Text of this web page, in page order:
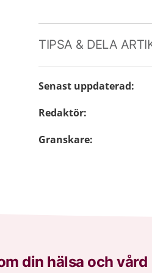
TIPSA & DELA
Senast uppdaterad:
Redaktör:
Granskare:
din hälsa och vård